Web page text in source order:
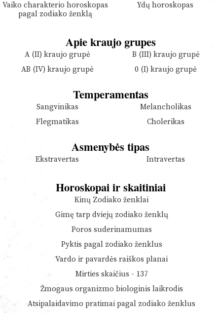
Vaiko charakterio horoskopas
pagal zodiako ženklą
Ydų horoskopas
Apie kraujo grupes
A (II) kraujo grupė
B (III) kraujo grupė
AB (IV) kraujo grupė
0 (I) kraujo grupė
Temperamentas
Sangvinikas
Melancholikas
Flegmatikas
Cholerikas
Asmenybės tipas
Ekstravertas Intravertas
Horoskopai ir skaitiniai
Kinų Zodiako ženklai
Gimę tarp dviejų zodiako ženklų
Poros suderinamumas
Pyktis pagal zodiako ženklus
Vardo ir pavardės raiškos planai
Mirties skaičius - 137
Žmogaus organizmo biologinis laikrodis
Atsipalaidavimo pratimai pagal zodiako ženklus